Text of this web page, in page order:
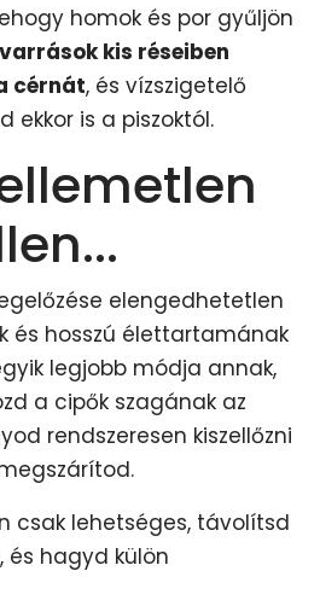
homok és por gyűljön
varrások kis réseiben
cérnát, és vízszigetelő
ekkor is a piszoktól.
elengedhetetlen
és hosszú élettartamának
legjobb módja annak,
a cipők szagának az
rendszeresen kiszellőzni
csak lehetséges, távolítsd
hagyd külön